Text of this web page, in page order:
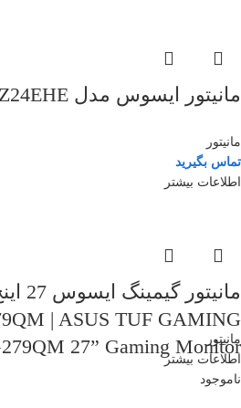
مانیتور ایسوس مدل VZ24EHE سایز 23.8 اینچ
مانیتور
تماس بگیرید
اطلاعات بیشتر
| ASUS TUF GAMING
27” Gaming Monitor
مانیتور
اطلاعات بیشتر
ناموجود